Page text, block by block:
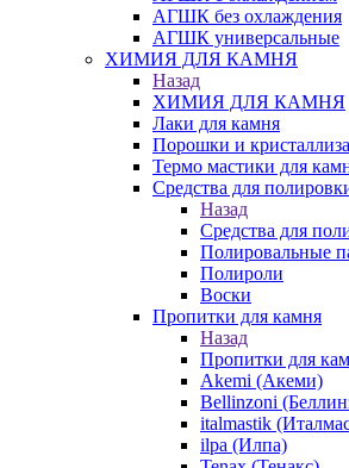
АГШК без охлаждения
АГШК универсальные
ХИМИЯ ДЛЯ КАМНЯ
Назад
ХИМИЯ ДЛЯ КАМНЯ
Лаки для камня
Порошки и
Термо мастики для
Средства для
Назад
Средства для
Полировальные
Полироли
Воски
Пропитки для камня
Назад
Пропитки для
Akemi (Акеми)
Bellinzoni
italmastik
ilpa (Илпа)